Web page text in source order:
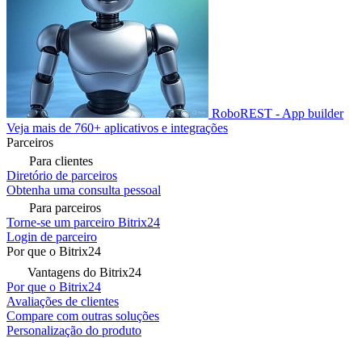
RoboREST - App builder
Veja mais de 760+ aplicativos e integrações
Parceiros
Para clientes
Diretório de parceiros
Obtenha uma consulta pessoal
Para parceiros
Torne-se um parceiro Bitrix24
Login de parceiro
Por que o Bitrix24
Vantagens do Bitrix24
Por que o Bitrix24
Avaliações de clientes
Compare com outras soluções
Personalização do produto